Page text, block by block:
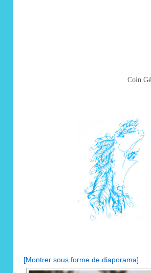
Coin
[Montrer sous forme de diaporama]